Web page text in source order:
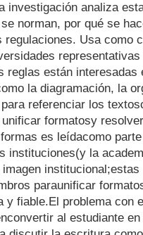
investigación analiza
norman, por qué se
regulaciones. Usa como
reglas están interesadas
la diagramación, la
referenciar los
formatosy
es leídacomo
instituciones(y la
paraunificar
y fiable.El problema con
al estudiante